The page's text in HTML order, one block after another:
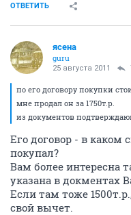
ОТВЕТИТЬ
ясена
guru
25 августа 2011
по его договору покупки
мне продал он за 1750т.р.
из документов
Его договор - в каком
покупал?
Вам более интересна
указана в докментах
Если там тоже
свой вычет.